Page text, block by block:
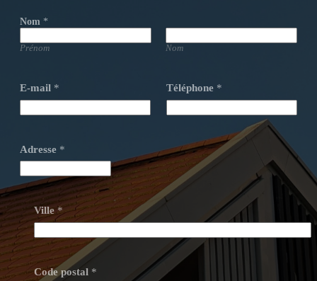
Nom *
Prénom Nom
E-mail * Téléphone *
Adresse *
Ville *
Code postal *